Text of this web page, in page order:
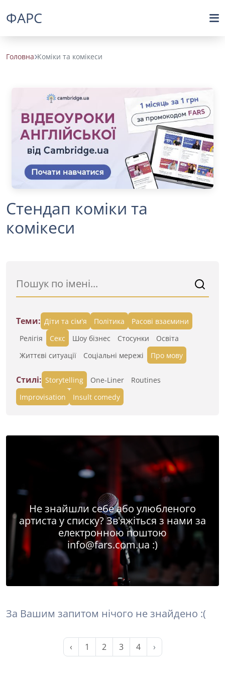
ФАРС
Головна Коміки та комікеси
Стендап коміки та
комікеси
Теми: Діти та сім'я Політика
Расові взаємини
Релігія
Секс Шоу бізнес Стосунки
Освіта
Життєві ситуації
Cоціальні мережі Про мову
Стилі: Storytelling One-Liner
Routines
Improvisation
Insult comedy
Не знайшли себе або улюбленого
артиста у списку? Зв'яжіться з нами за
електронною поштою
info@fars.com.ua :)
За Вашим запитом нічого не знайдено :(
‹ 1 2 3 4 ›